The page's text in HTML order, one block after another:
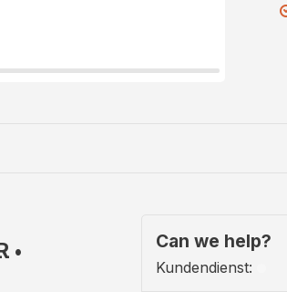
•
Can we help?
Kundendienst: